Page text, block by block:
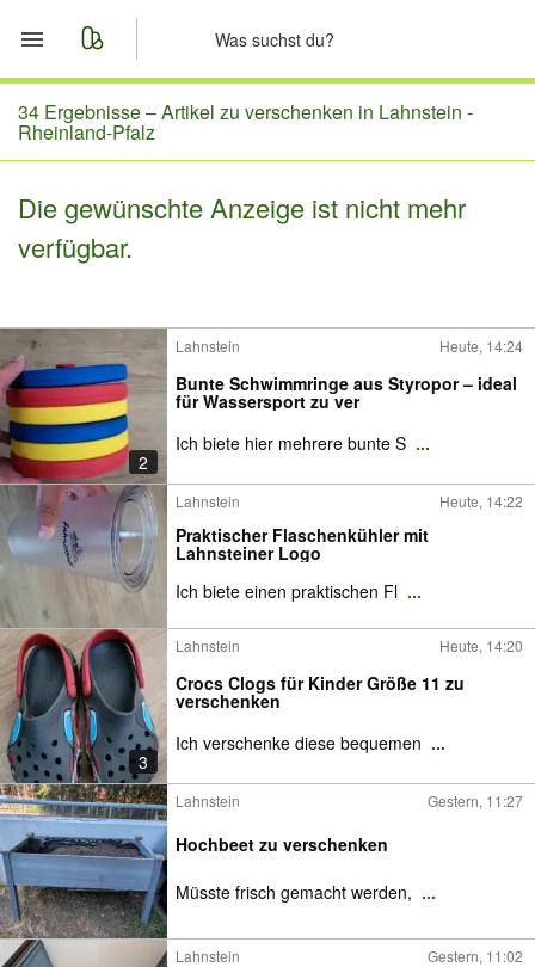
Start
Merkliste
Nachrichten
34 Ergebnisse –Artikel zu verschenken in Lahnstein -
Rheinland-Pfalz
Die gewünschte Anzeige ist nicht mehr
verfügbar.
2
Lahnstein Heute, 14:24
Bunte Schwimmringe aus Styropor – ideal
für Wassersport zu ver
Ich biete hier mehrere bunte S ...
Lahnstein Heute, 14:22
Praktischer Flaschenkühler mit
Lahnsteiner Logo
Ich biete einen praktischen Fl ...
3
Lahnstein Heute, 14:20
Crocs Clogs für Kinder Größe 11 zu
verschenken
Ich verschenke diese bequemen ...
Lahnstein Gestern, 11:27
Hochbeet zu verschenken
Müsste frisch gemacht werden, ...
Lahnstein Gestern, 11:02